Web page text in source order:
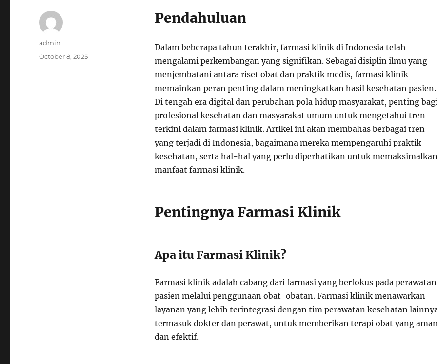
Pendahuluan
Dalam beberapa tahun terakhir, farmasi klinik di Indonesia telah
mengalami perkembangan yang signifikan. Sebagai disiplin ilmu yang
menjembatani antara riset obat dan praktik medis, farmasi klinik
memainkan peran penting dalam meningkatkan hasil kesehatan pasien.
Di tengah era digital dan perubahan pola hidup masyarakat, penting
profesional kesehatan dan masyarakat umum untuk mengetahui tren
terkini dalam farmasi klinik. Artikel ini akan membahas berbagai tren
yang terjadi di Indonesia, bagaimana mereka mempengaruhi praktik
kesehatan, serta hal-hal yang perlu diperhatikan untuk memaksimalkan
manfaat farmasi klinik.
Pentingnya Farmasi Klinik
Apa itu Farmasi Klinik?
Farmasi klinik adalah cabang dari farmasi yang berfokus pada perawatan
pasien melalui penggunaan obat-obatan. Farmasi klinik menawarkan
layanan yang lebih terintegrasi dengan tim perawatan kesehatan
termasuk dokter dan perawat, untuk memberikan terapi obat yang
dan efektif.
Author
admin
Posted
October 8, 2025